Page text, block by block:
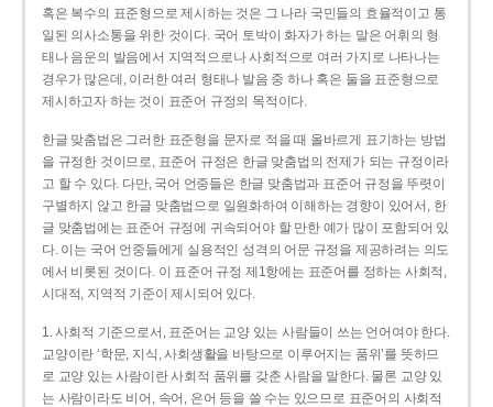
혹은 복수의 표준형으로 제시하는 것은 그 나라 국민들의 효율적이고 통
일된 의사소통을 위한 것이다. 국어 토박이 화자가 하는 말은 어휘의 형
태나 음운의 발음에서 지역적으로나 사회적으로 여러 가지로 나타나는
경우가 많은데, 이러한 여러 형태나 발음 중 하나 혹은 둘을 표준형으로
제시하고자 하는 것이 표준어 규정의 목적이다.
한글 맞춤법은 그러한 표준형을 문자로 적을 때 올바르게 표기하는 방법
을 규정한 것이므로, 표준어 규정은 한글 맞춤법의 전제가 되는 규정이라
고 할 수 있다. 다만, 국어 언중들은 한글 맞춤법과 표준어 규정을 뚜렷이
구별하지 않고 한글 맞춤법으로 일원화하여 이해하는 경향이 있어서, 한
글 맞춤법에는 표준어 규정에 귀속되어야 할 만한 예가 많이 포함되어 있
다. 이는 국어 언중들에게 실용적인 성격의 어문 규정을 제공하려는 의도
에서 비롯된 것이다. 이 표준어 규정 제1항에는 표준어를 정하는 사회적,
시대적, 지역적 기준이 제시되어 있다.
1. 사회적 기준으로서, 표준어는 교양 있는 사람들이 쓰는 언어여야 한다.
교양이란 ‘학문, 지식, 사회생활을 바탕으로 이루어지는 품위’를 뜻하므
로 교양 있는 사람이란 사회적 품위를 갖춘 사람을 말한다. 물론 교양 있
는 사람이라도 비어, 속어, 은어 등을 쓸 수는 있으므로 표준어의 사회적